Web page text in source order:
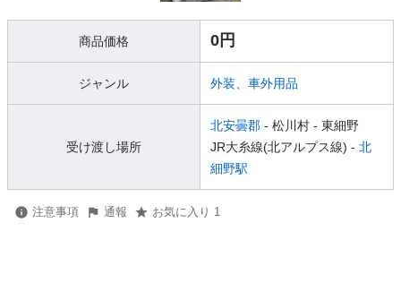
商品価格 0円
ジャンル 外装、車外用品
受け渡し場所
北安曇郡 - 松川村 - 東細野
JR大糸線(北アルプス線) - 北
細野駅
注意事項 通報 お気に入り 1